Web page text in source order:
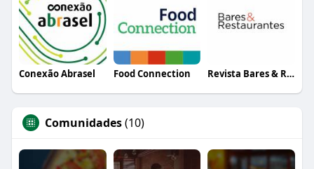
Conexão Abrasel Food Connection Revista Bares & Restaurantes
Comunidades(10)